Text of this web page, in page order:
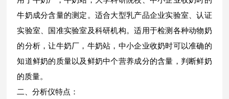
牛奶成分含量的测定。适合大型乳产品企业实验室、认证
实验室、国准实验室及科研机构。适用于检测各种动物奶
的分析，让牛奶厂，牛奶站，中小企业收奶时可以准确的
知道鲜奶的质量以及鲜奶中个营养成分的含量，判断鲜奶
的质量。
二、分析仪特点：